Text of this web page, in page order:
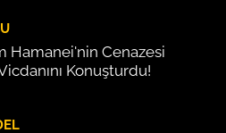
Hamanei'nin Cenazesi
Konuşturdu!